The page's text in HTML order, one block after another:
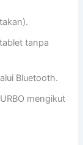
tanpa
Bluetooth.
mengikut